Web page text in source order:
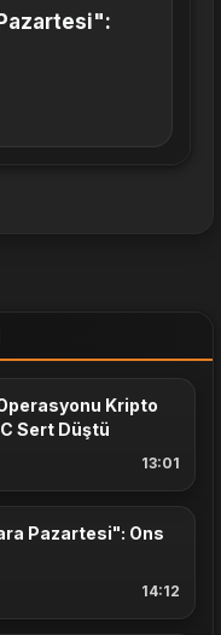
Kripto
Sert Düştü
13:01
Pazartesi": Ons
14:12